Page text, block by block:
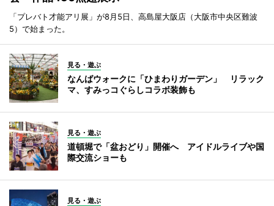
「プレバト才能アリ展」が8月5日、高島屋大阪店（大阪市中央区難波
5）で始まった。
見る・遊ぶ
なんばウォークに「ひまわりガーデン」 リラック
マ、すみっコぐらしコラボ装飾も
見る・遊ぶ
道頓堀で「盆おどり」開催へ アイドルライブや国
際交流ショーも
見る・遊ぶ